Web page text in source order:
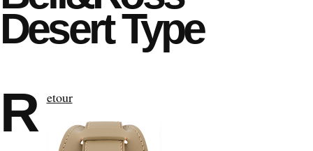
Desert Type
R etour